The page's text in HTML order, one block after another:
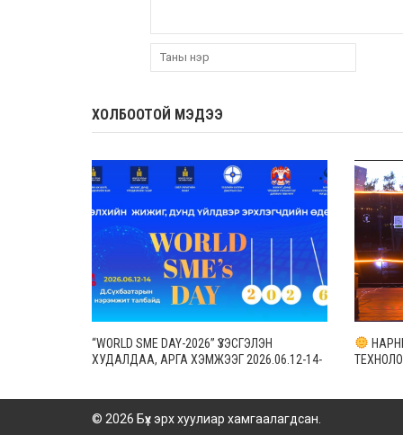
ХОЛБООТОЙ МЭДЭЭ
“WORLD SME DAY-2026” ҮЗЭСГЭЛЭН
ХУДАЛДАА, АРГА ХЭМЖЭЭГ 2026.06.12-14-
© 2026 Бүх эрх хуулиар хамгаалагдсан.